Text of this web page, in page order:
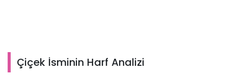
Çiçek İsminin Harf Analizi